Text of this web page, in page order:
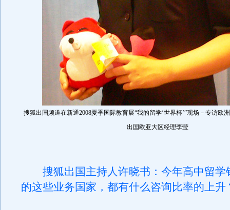
搜狐出国频道在新通2008夏季国际教育展“我的留学‘世界杯’”现场－专访欧
出国欧亚大区经理李莹
搜狐出国主持人许晓书：今年高中留学
的这些业务国家，都有什么咨询比率的上升